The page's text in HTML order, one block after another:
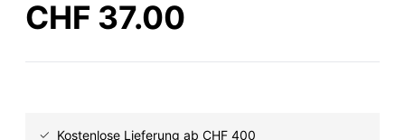
CHF 37.00
Kostenlose Lieferung ab CHF 400